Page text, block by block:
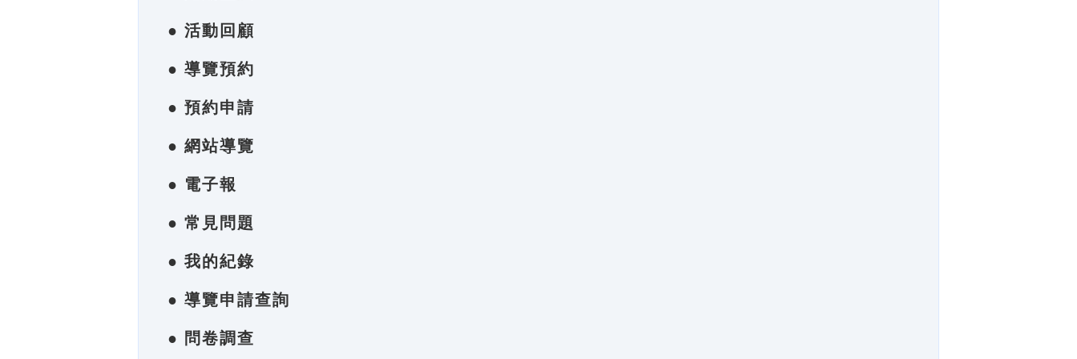
● 活動回顧
● 導覽預約
● 預約申請
● 網站導覽
● 電子報
● 常見問題
● 我的紀錄
● 導覽申請查詢
● 問卷調查